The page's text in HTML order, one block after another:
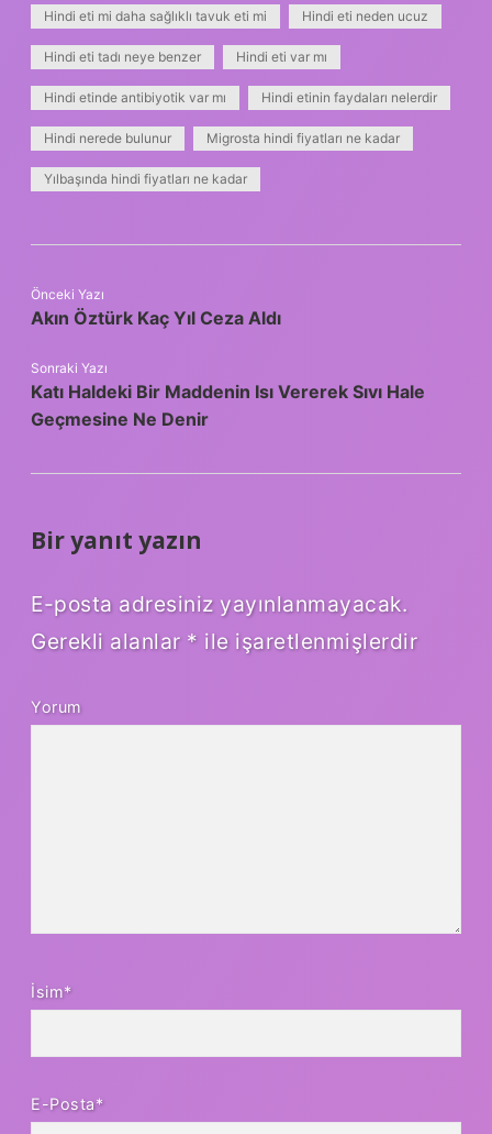
Hindi eti mi daha sağlıklı tavuk eti mi Hindi eti neden ucuz
Hindi eti tadı neye benzer Hindi eti var mı
Hindi etinde antibiyotik var mı Hindi etinin faydaları nelerdir
Hindi nerede bulunur Migrosta hindi fiyatları ne kadar
Yılbaşında hindi fiyatları ne kadar
Önceki Yazı
Akın Öztürk Kaç Yıl Ceza Aldı
Sonraki Yazı
Katı Haldeki Bir Maddenin Isı Vererek Sıvı Hale
Geçmesine Ne Denir
Bir yanıt yazın
E-posta adresiniz yayınlanmayacak.
Gerekli alanlar * ile işaretlenmişlerdir
Yorum
İsim*
E-Posta*